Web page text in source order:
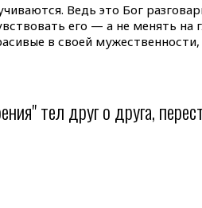
Ведь это Бог
его — а не менять на
в своей
тел друг о друга,